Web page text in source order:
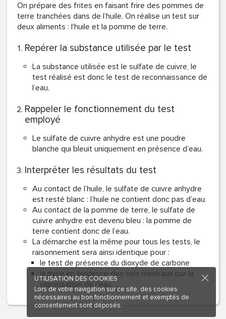
On prépare des frites en faisant frire des pommes de
terre tranchées dans de l’huile. On réalise un test sur
deux aliments : l'huile et la pomme de terre.
Repérer la substance utilisée par le test
La substance utilisée est le sulfate de cuivre, le
test réalisé est donc le test de reconnaissance de
l’eau.
Rappeler le fonctionnement du test
employé
Le sulfate de cuivre anhydre est une poudre
blanche qui bleuit uniquement en présence d’eau.
Interpréter les résultats du test
Au contact de l’huile, le sulfate de cuivre anhydre
est resté blanc : l’huile ne contient donc pas d’eau.
Au contact de la pomme de terre, le sulfate de
cuivre anhydre est devenu bleu : la pomme de
terre contient donc de l’eau.
La démarche est la même pour tous les tests, le
raisonnement sera ainsi identique pour :
le test de présence du dioxyde de carbone
la mise en évidence des sels minéraux par la
vaporisation de l'eau
UTILISATION DES COOKIES
Lors de votre navigation sur ce site, des cookies
nécessaires au bon fonctionnement et exemptés de
consentement sont déposés.